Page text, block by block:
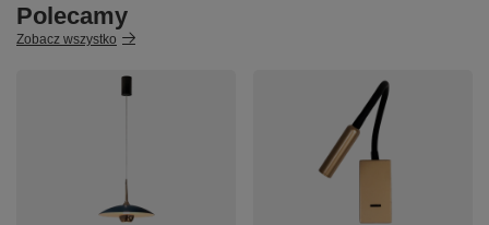
Polecamy
Zobacz wszystko